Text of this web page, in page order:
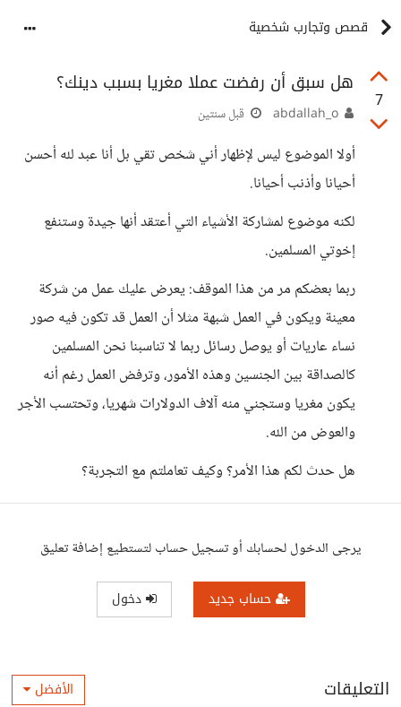
قصص وتجارب شخصية
7
هل سبق أن رفضت عملا مغريا بسبب دينك؟
قبل سنتين
أولا الموضوع ليس لإظهار أني شخص تقي بل أنا عبد لله أحسن
أحيانا وأذنب أحيانا.
لكنه موضوع لمشاركة الأشياء التي أعتقد أنها جيدة وستنفع
إخوتي المسلمين.
ربما بعضكم مر من هذا الموقف: يعرض عليك عمل من شركة
معينة ويكون في العمل شبهة مثلا أن العمل قد تكون فيه صور
نساء عاريات أو يوصل رسائل ربما لا تناسبنا نحن المسلمين
كالصداقة بين الجنسين وهذه الأمور، وترفض العمل رغم أنه
يكون مغريا وستجني منه آلاف الدولارات شهريا، وتحتسب الأجر
والعوض من الله.
هل حدث لكم هذا الأمر؟ وكيف تعاملتم مع التجربة؟
يرجى الدخول لحسابك أو تسجيل حساب لتستطيع إضافة تعليق
حساب جديد دخول
التعليقات الأفضل